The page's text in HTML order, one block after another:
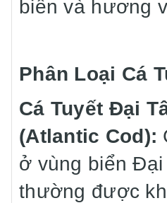
biến và hương
Phân Loại Cá
Cá Tuyết Đại
(Atlantic Cod):
ở vùng biển
thường được